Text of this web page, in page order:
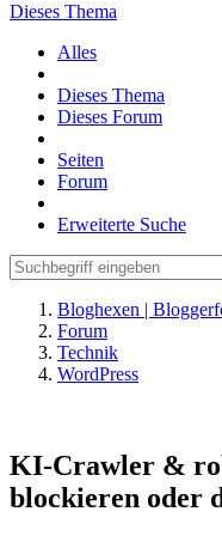
Dieses Thema
Alles
Dieses Thema
Dieses Forum
Seiten
Forum
Erweiterte Suche
Bloghexen |
Forum
Technik
WordPress
KI-Crawler &
blockieren oder